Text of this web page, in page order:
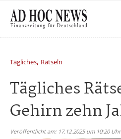
Tägliches, Rätseln
Tägliches
Gehirn zehn
Veröffentlicht am: 17.12.2025 um 10:20